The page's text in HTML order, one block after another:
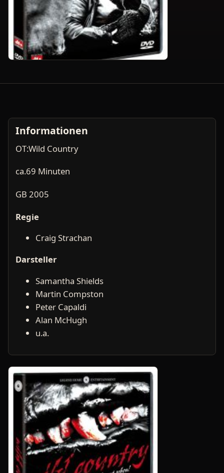
Informationen
OT:Wild Country
ca.69 Minuten
GB 2005
Regie
Craig Strachan
Darsteller
Samantha Shields
Martin Compston
Peter Capaldi
Alan McHugh
u.a.